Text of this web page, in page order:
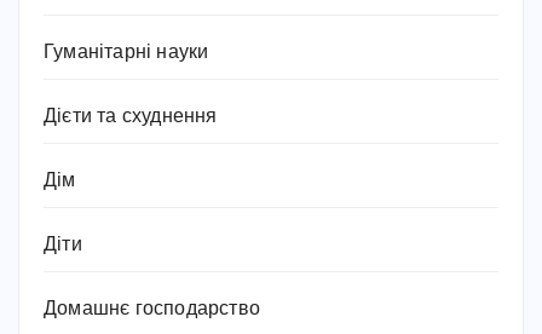
Гуманітарні науки
Дієти та схуднення
Дім
Діти
Домашнє господарство